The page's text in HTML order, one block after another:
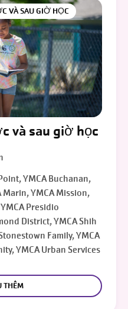
VÀ SAU GIỜ HỌC
và sau giờ học
YMCA Buchanan,
Marin, YMCA Mission,
Presidio
District, YMCA Shih
Family, YMCA
YMCA Urban Services
THÊM